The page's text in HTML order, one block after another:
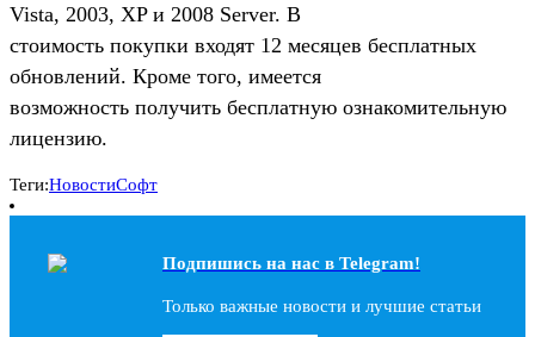
Vista, 2003, XP и 2008 Server. В
стоимость покупки входят 12 месяцев бесплатных
обновлений. Кроме того, имеется
возможность получить бесплатную ознакомительную
лицензию.
Теги:НовостиСофт
Подпишись на наc в Telegram!
Только важные новости и лучшие статьи